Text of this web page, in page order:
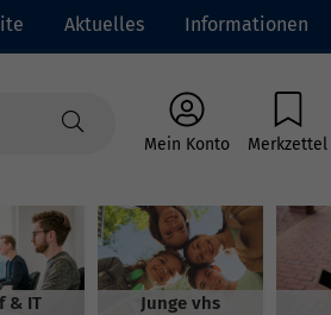
Aktuelles Informationen
Mein Konto Merkzettel
& IT Junge vhs